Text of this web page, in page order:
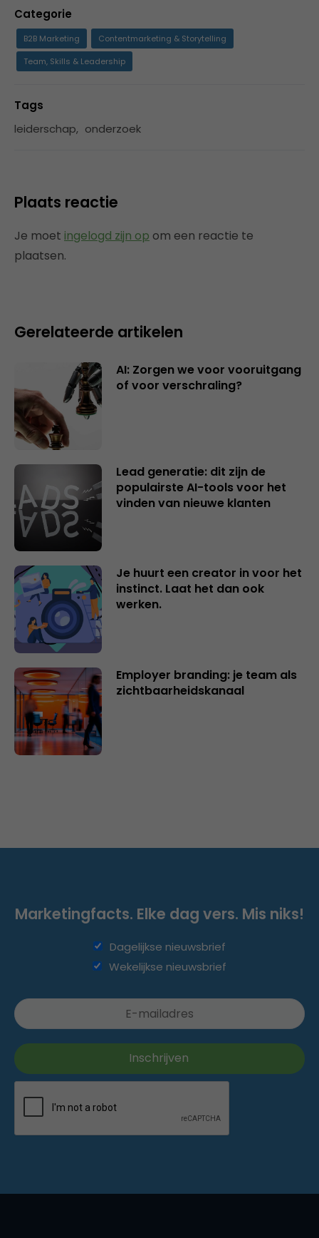
Categorie
B2B Marketing
Contentmarketing & Storytelling
Team, Skills & Leadership
Tags
leiderschap, onderzoek
Plaats reactie
Je moet ingelogd zijn op om een reactie te
plaatsen.
Gerelateerde artikelen
AI: Zorgen we voor vooruitgang
of voor verschraling?
Lead generatie: dit zijn de
populairste AI-tools voor het
vinden van nieuwe klanten
Je huurt een creator in voor het
instinct. Laat het dan ook
werken.
Employer branding: je team als
zichtbaarheidskanaal
Marketingfacts. Elke dag vers. Mis niks!
Dagelijkse nieuwsbrief
Wekelijkse nieuwsbrief